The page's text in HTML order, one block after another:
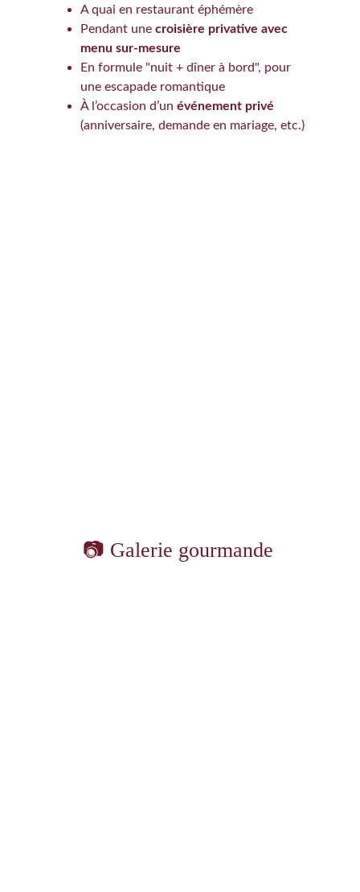
A quai en restaurant éphémère
Pendant une croisière privative avec
menu sur-mesure
En formule "nuit + dîner à bord", pour
une escapade romantique
À l’occasion d’un événement privé
(anniversaire, demande en mariage, etc.)
📷 Galerie gourmande